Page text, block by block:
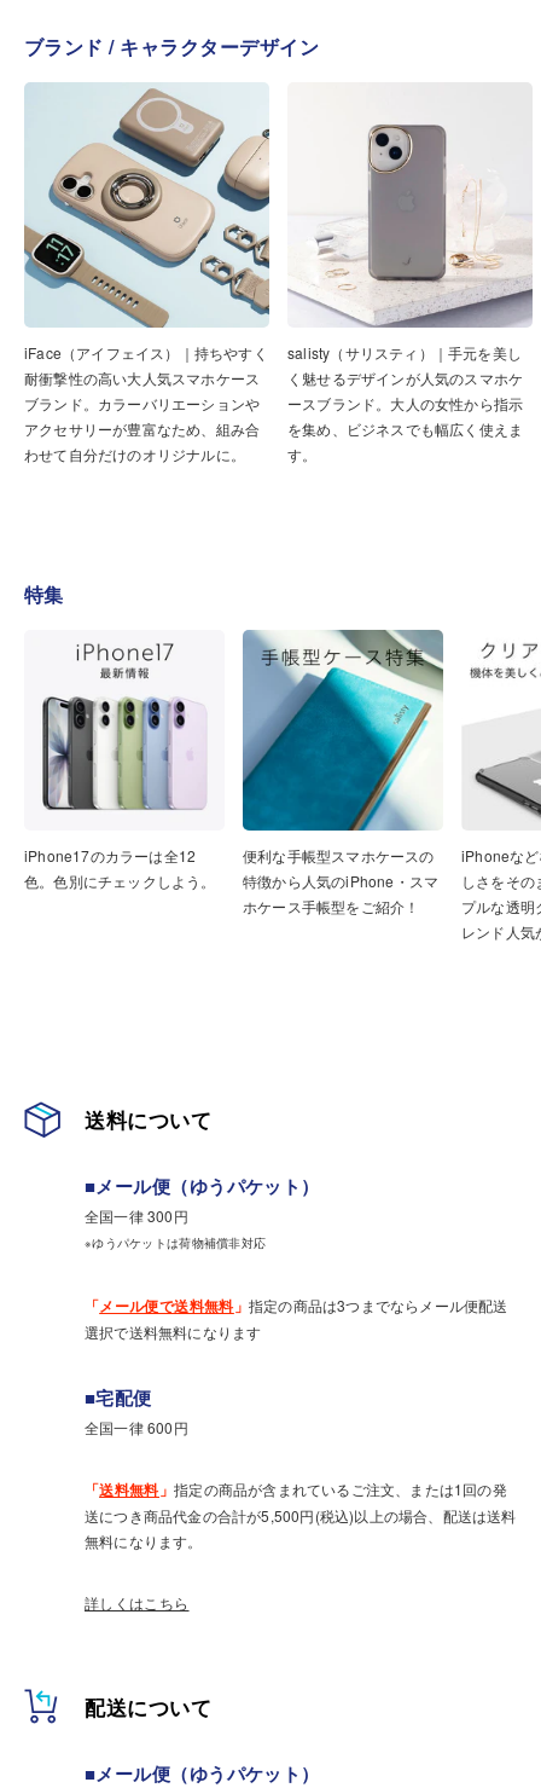
ブランド / キャラクターデザイン
iFace（アイフェイス）｜持ちやすく
耐衝撃性の高い大人気スマホケース
ブランド。カラーバリエーションや
アクセサリーが豊富なため、組み合
わせて自分だけのオリジナルに。
salisty（サリスティ）｜手元を美し
く魅せるデザインが人気のスマホケ
ースブランド。大人の女性から指示
を集め、ビジネスでも幅広く使えま
す。
特集
iPhone17のカラーは全12
色。色別にチェックしよう。
便利な手帳型スマホケースの
特徴から人気のiPhone・スマ
ホケース手帳型をご紹介！
iPhoneな
しさをそ
プルな透明
レンド人気
送料について
■メール便（ゆうパケット）
全国一律 300円
※ゆうパケットは荷物補償非対応
「メール便で送料無料 」 指定の商品は3つまでならメール便配送
選択で送料無料になります
■宅配便
全国一律 600円
「送料無料 」指定の商品が含まれているご注文、または1回の発
送につき商品代金の合計が5,500円(税込)以上の場合、配送は送料
無料になります。
詳しくはこちら
配送について
■メール便（ゆうパケット）